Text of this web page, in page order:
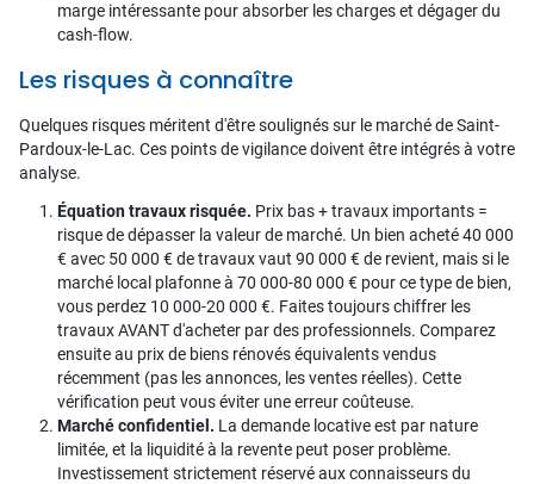
marge intéressante pour absorber les charges et dégager du
cash-flow.
Les risques à connaître
Quelques risques méritent d'être soulignés sur le marché de Saint-
Pardoux-le-Lac. Ces points de vigilance doivent être intégrés à votre
analyse.
Équation travaux risquée. Prix bas + travaux importants =
risque de dépasser la valeur de marché. Un bien acheté 40 000
€ avec 50 000 € de travaux vaut 90 000 € de revient, mais si le
marché local plafonne à 70 000-80 000 € pour ce type de bien,
vous perdez 10 000-20 000 €. Faites toujours chiffrer les
travaux AVANT d'acheter par des professionnels. Comparez
ensuite au prix de biens rénovés équivalents vendus
récemment (pas les annonces, les ventes réelles). Cette
vérification peut vous éviter une erreur coûteuse.
Marché confidentiel. La demande locative est par nature
limitée, et la liquidité à la revente peut poser problème.
Investissement strictement réservé aux connaisseurs du